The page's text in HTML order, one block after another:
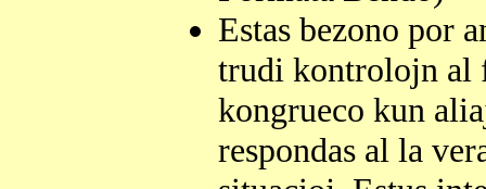
Estas bezono por
trudi kontrolojn al
kongrueco kun
respondas al la